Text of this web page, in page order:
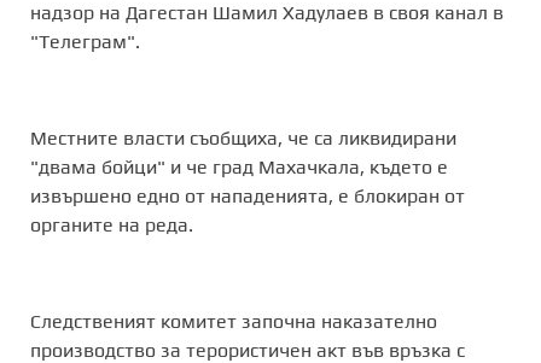
надзор на Дагестан Шамил Хадулаев в своя канал в
"Телеграм".
Местните власти съобщиха, че са ликвидирани
"двама бойци" и че град Махачкала, където е
извършено едно от нападенията, е блокиран от
органите на реда.
Следственият комитет започна наказателно
производство за терористичен акт във връзка с